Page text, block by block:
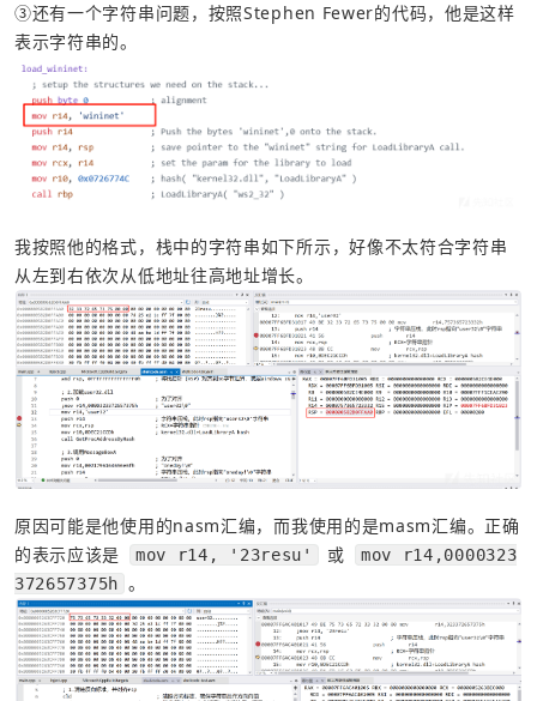
③还有一个字符串问题，按照Stephen Fewer的代码，他是这样
表示字符串的。
我按照他的格式，栈中的字符串如下所示，好像不太符合字符串
从左到右依次从低地址往高地址增长。
原因可能是他使用的nasm汇编，而我使用的是masm汇编。正确
的表示应该是
mov r14, '23resu' 或
mov r14,0000323
372657375h 。